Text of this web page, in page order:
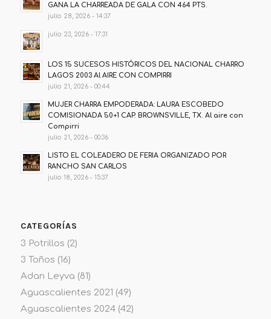
GANA LA CHARREADA DE GALA CON 464 PTS.
julio 28, 2026 - 14:37
julio 23, 2026 - 17:31
LOS 15 SUCESOS HISTÓRICOS DEL NACIONAL CHARRO
LAGOS 2003 Al AIRE CON COMPIRRI
julio 21, 2026 - 00:44
MUJER CHARRA EMPODERADA: LAURA ESCOBEDO
COMISIONADA 50+1 CAP. BROWNSVILLE, TX. Al aire con
Compirri
julio 21, 2026 - 00:36
LISTO EL COLEADERO DE FERIA ORGANIZADO POR
RANCHO SAN CARLOS
julio 18, 2026 - 15:37
CATEGORÍAS
3 Potrillos (2)
3 Toños (16)
Adan Leyva (81)
Aguascalientes 2021 (49)
Aguascalientes 2024(42)